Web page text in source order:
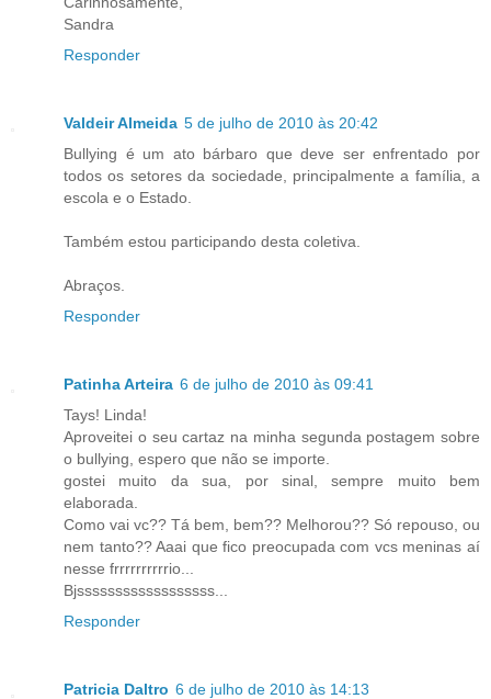
Sandra
Responder
Valdeir Almeida 5 de julho de 2010 às 20:42
Bullying é um ato bárbaro que deve ser enfrentado por
todos os setores da sociedade, principalmente a família, a
escola e o Estado.
Também estou participando desta coletiva.
Abraços.
Responder
Patinha Arteira 6 de julho de 2010 às 09:41
Tays! Linda!
Aproveitei o seu cartaz na minha segunda postagem sobre
o bullying, espero que não se importe.
gostei muito da sua, por sinal, sempre muito bem
elaborada.
Como vai vc?? Tá bem, bem?? Melhorou?? Só repouso, ou
nem tanto?? Aaai que fico preocupada com vcs meninas aí
nesse frrrrrrrrrrio...
Bjssssssssssssssssss...
Responder
Patricia Daltro 6 de julho de 2010 às 14:13